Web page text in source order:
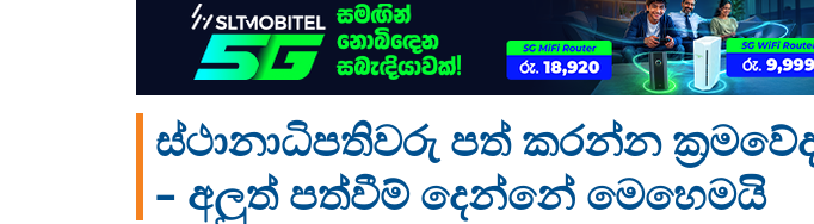
ස්ථානාධිපතිවරු පත් කරන්න
– අලුත් පත්වීම් දෙන්නේ මෙහෙමයි